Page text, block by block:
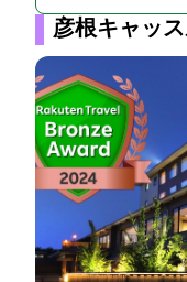
彦根キャッ